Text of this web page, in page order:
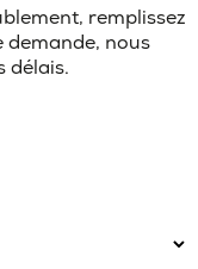
remplissez
nous
délais.